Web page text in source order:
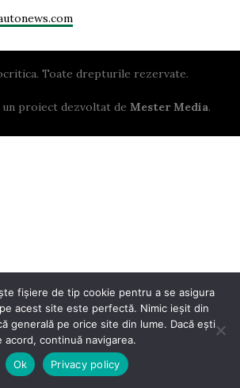
Toate drepturile rezervate.
proiect dezvoltat de Mester Media.
fișiere de tip cookie pentru a se asigura
acest site este perfectă. Nimic ieșit din
generală pe orice site din lume. Dacă ești
acord, continuă navigarea.
Ok
Privacy policy